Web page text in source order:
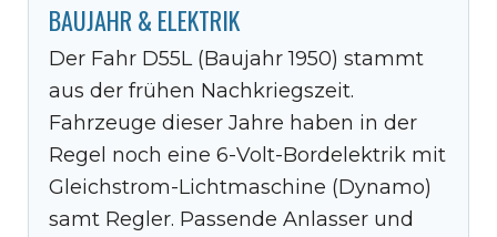
BAUJAHR & ELEKTRIK
Der Fahr D55L (Baujahr 1950) stammt
aus der frühen Nachkriegszeit.
Fahrzeuge dieser Jahre haben in der
Regel noch eine 6-Volt-Bordelektrik mit
Gleichstrom-Lichtmaschine (Dynamo)
samt Regler. Passende Anlasser und